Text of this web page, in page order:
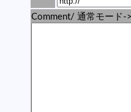
Comment/ 通常モード->